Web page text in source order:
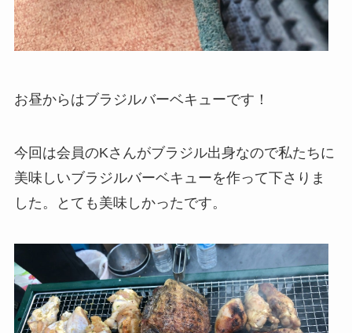
お昼からはブラジルバーベキューです！
今回は会員のKさんがブラジル出身なので私たちに
美味しいブラジルバーベキューを作って下さりま
した。とても美味しかったです。